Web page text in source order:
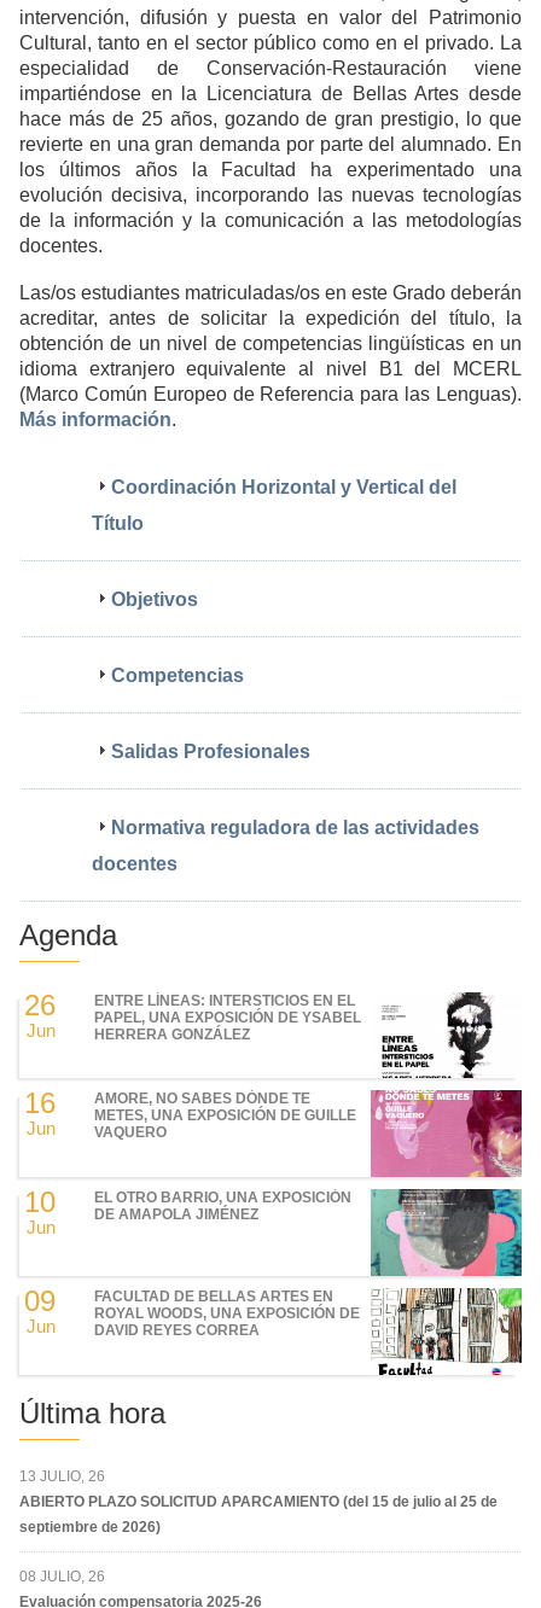
intervención, difusión y puesta en valor del Patrimonio
Cultural, tanto en el sector público como en el privado. La
especialidad de Conservación-Restauración viene
impartiéndose en la Licenciatura de Bellas Artes desde
hace más de 25 años, gozando de gran prestigio, lo que
revierte en una gran demanda por parte del alumnado. En
los últimos años la Facultad ha experimentado una
evolución decisiva, incorporando las nuevas tecnologías
de la información y la comunicación a las metodologías
docentes.
Las/os estudiantes matriculadas/os en este Grado deberán
acreditar, antes de solicitar la expedición del título, la
obtención de un nivel de competencias lingüísticas en un
idioma extranjero equivalente al nivel B1 del MCERL
(Marco Común Europeo de Referencia para las Lenguas).
Más información.
Coordinación Horizontal y Vertical del
Título
Objetivos
Competencias
Salidas Profesionales
Normativa reguladora de las actividades
docentes
Agenda
26
Jun
ENTRE LÍNEAS: INTERSTICIOS EN EL
PAPEL, UNA EXPOSICIÓN DE YSABEL
HERRERA GONZÁLEZ
16
Jun
AMORE, NO SABES DÓNDE TE
METES, UNA EXPOSICIÓN DE GUILLE
VAQUERO
10
Jun
EL OTRO BARRIO, UNA EXPOSICIÓN
DE AMAPOLA JIMÉNEZ
09
Jun
FACULTAD DE BELLAS ARTES EN
ROYAL WOODS, UNA EXPOSICIÓN DE
DAVID REYES CORREA
Última hora
13 JULIO, 26
ABIERTO PLAZO SOLICITUD APARCAMIENTO (del 15 de julio al 25 de
septiembre de 2026)
08 JULIO, 26
Evaluación compensatoria 2025-26